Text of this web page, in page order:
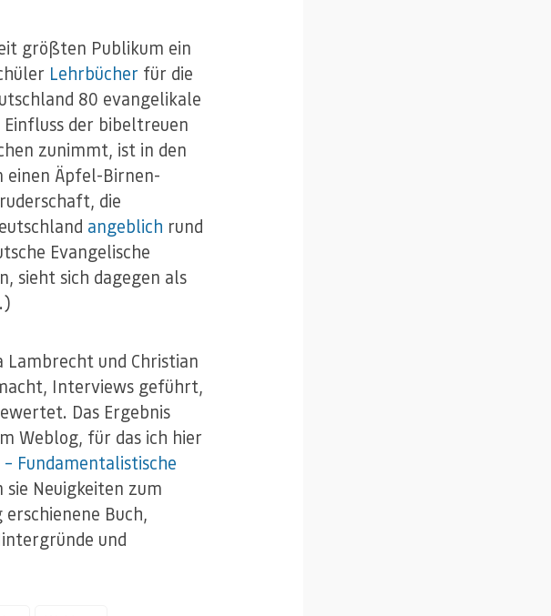
größten Publikum ein
Lehrbücher für die
80 evangelikale
der bibeltreuen
zunimmt, ist in den
einen Äpfel-Birnen-
die
angeblich rund
Evangelische
sieht sich dagegen als
Lambrecht und Christian
Interviews geführt,
Das Ergebnis
Weblog, für das ich hier
Fundamentalistische
Neuigkeiten zum
Buch,
und